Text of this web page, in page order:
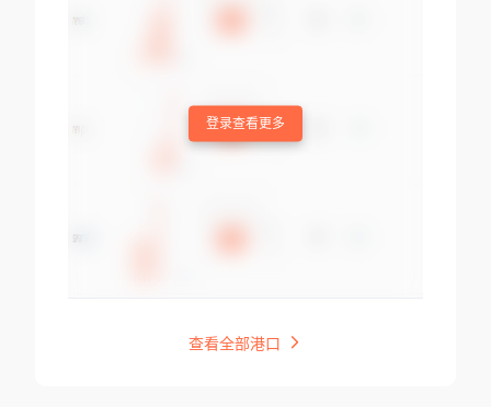
登录查看更多
查看全部港口